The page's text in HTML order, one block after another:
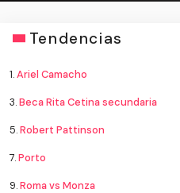
Tendencias
1.Ariel Camacho
3.Beca Rita Cetina secundaria
5.Robert Pattinson
7.Porto
9.Roma vs Monza